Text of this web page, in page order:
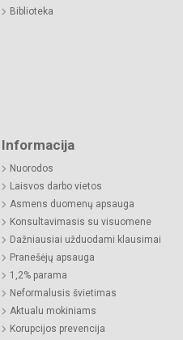
Biblioteka
Informacija
Nuorodos
Laisvos darbo vietos
Asmens duomenų apsauga
Konsultavimasis su visuomene
Dažniausiai užduodami klausimai
Pranešėjų apsauga
1,2% parama
Neformalusis švietimas
Aktualu mokiniams
Korupcijos prevencija